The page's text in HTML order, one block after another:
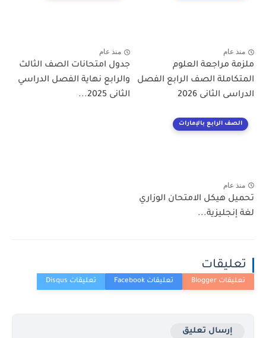
منذ عام
ملزمة مراجعة العلوم
المتكاملة الصف الرابع الفصل
الدراسى الثانى 2026
منذ عام
جدول امتحانات الصف الثالث
والرابع نهاية الفصل الدراسي
الثانى 2025...
الصف الرابع بالإمارات
منذ عام
تحميل هيكل الامتحان الوزاري
لغة إنجليزية...
تعليقات
إرسال تعليق